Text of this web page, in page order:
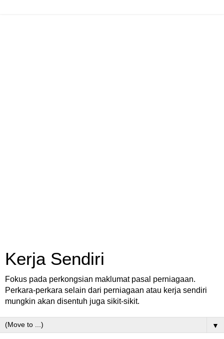
Kerja Sendiri
Fokus pada perkongsian maklumat pasal perniagaan.
Perkara-perkara selain dari perniagaan atau kerja sendiri
mungkin akan disentuh juga sikit-sikit.
▼